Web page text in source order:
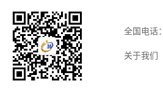
全国电话：
关于我们